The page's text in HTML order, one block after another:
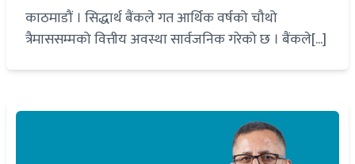
काठमाडौं । सिद्धार्थ बैंकले गत आर्थिक वर्षको चौथो
त्रैमाससम्मको वित्तीय अवस्था सार्वजनिक गरेको छ । बैंकले[...]